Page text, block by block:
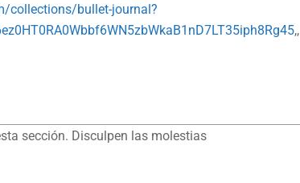
collections/bullet-journal?
,,
sección. Disculpen las molestias